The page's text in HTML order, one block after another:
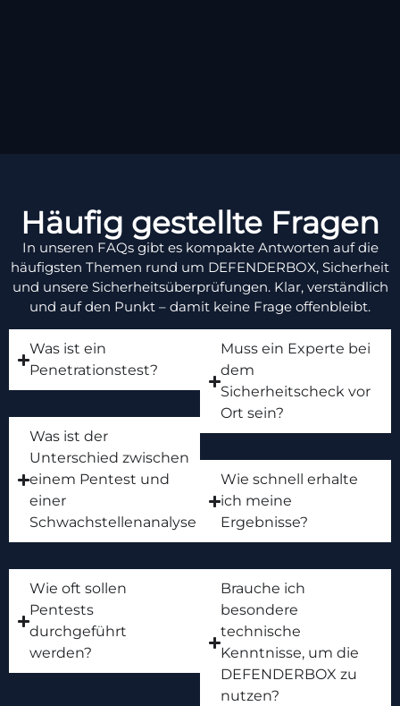
Häufig gestellte Fragen
In unseren FAQs gibt es kompakte Antworten auf die
häufigsten Themen rund um DEFENDERBOX, Sicherheit
und unsere Sicherheitsüberprüfungen. Klar, verständlich
und auf den Punkt – damit keine Frage offenbleibt.
Was ist ein
Penetrationstest?
Was ist der
Unterschied zwischen
einem Pentest und
einer
Schwachstellenanalyse
Wie oft sollen
Pentests
durchgeführt
werden?
Muss ein Experte bei
dem
Sicherheitscheck vor
Ort sein?
Wie schnell erhalte
ich meine
Ergebnisse?
Brauche ich
besondere
technische
Kenntnisse, um die
DEFENDERBOX zu
nutzen?